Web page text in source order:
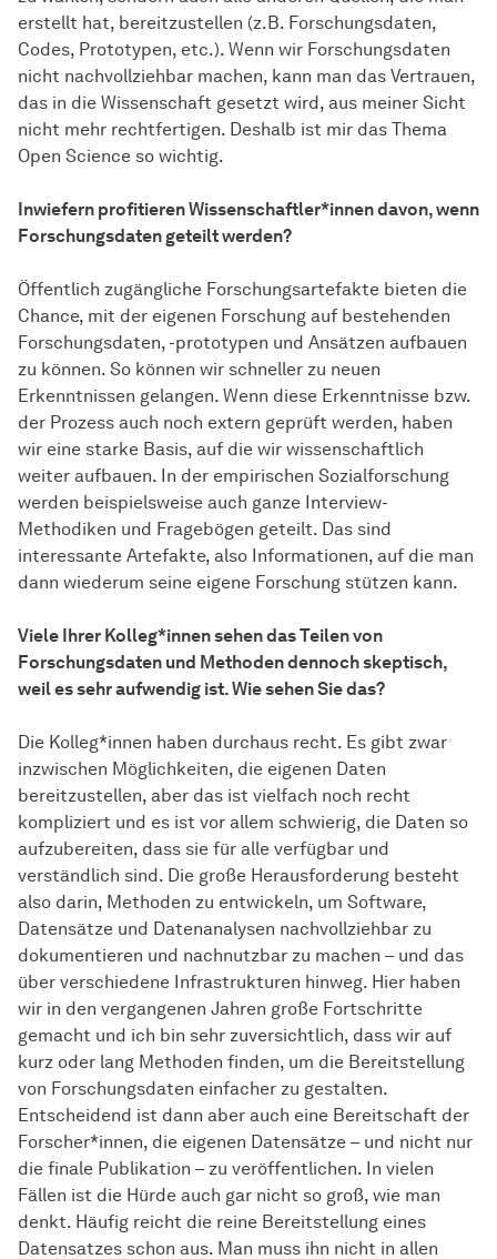
erstellt hat, bereitzustellen (z.B. Forschungsdaten,
Codes, Prototypen, etc.). Wenn wir Forschungsdaten
nicht nachvollziehbar machen, kann man das Vertrauen,
das in die Wissenschaft gesetzt wird, aus meiner Sicht
nicht mehr rechtfertigen. Deshalb ist mir das Thema
Open Science so wichtig.
Inwiefern profitierenWissen­schaft­ler*innendavon, wenn
Forschungsdaten geteilt werden?
Öffentlich zugängliche Forschungsartefakte bieten die
Chance, mit der eigenen Forschung auf bestehenden
Forschungsdaten, -prototypen und Ansätzen aufbauen
zu können. So können wir schneller zu neuen
Erkenntnissen gelangen. Wenn diese Erkenntnisse bzw.
der Prozess auch noch extern geprüft werden, haben
wir eine starke Basis, auf die wir wissenschaftlich
weiter aufbauen. In der empirischen Sozialforschung
werden beispielsweise auch ganze Interview-
Methodiken und Fragebögen geteilt. Das sind
interessante Artefakte, also Informationen, auf die man
dann wiederum seine eigene Forschung stützen kann.
Viele Ihrer Kolleg*innen sehen das Teilen von
Forschungsdaten und Methoden dennoch skeptisch,
weil es sehr aufwendig ist. Wie sehen Sie das?
Die Kolleg*innen haben durchaus recht. Es gibt zwar
inzwischen Möglichkeiten, die eigenen Daten
bereitzustellen, aber das ist vielfach noch recht
kompliziert und es ist vor allem schwierig, die Daten so
aufzubereiten, dass sie für alle verfügbar und
verständlich sind. Die große Herausforderung besteht
also darin, Methoden zu entwickeln, um Software,
Datensätze und Datenanalysen nachvollziehbar zu
dokumentieren und nachnutzbar zu machen – und das
über verschiedene Infrastrukturen hinweg. Hier haben
wir in den vergangenen Jahren große Fortschritte
gemacht und ich bin sehr zuversichtlich, dass wir auf
kurz oder lang Methoden finden, um die Bereitstellung
von Forschungsdaten einfacher zu gestalten.
Entscheidend ist dann aber auch eine Bereitschaft der
Forscher*innen, die eigenen Datensätze – und nicht nur
die finale Publikation – zu veröffentlichen. In vielen
Fällen ist die Hürde auch gar nicht so groß, wie man
denkt. Häufig reicht die reine Bereitstellung eines
Datensatzes schon aus. Man muss ihn nicht in allen